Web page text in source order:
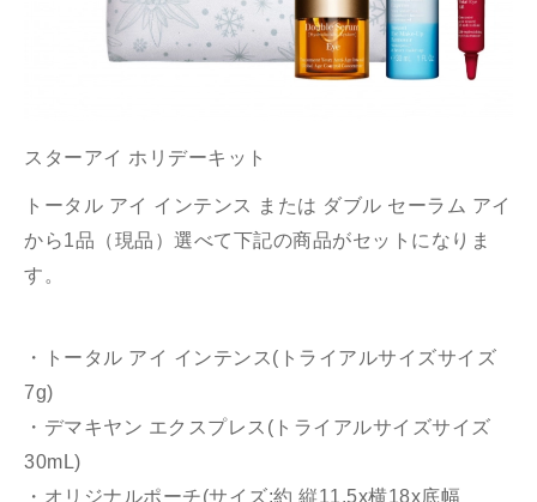
スターアイ ホリデーキット
トータル アイ インテンス または ダブル セーラム アイ
から1品（現品）選べて下記の商品がセットになりま
す。
・トータル アイ インテンス(トライアルサイズサイズ
7g)
・デマキヤン エクスプレス(トライアルサイズサイズ
30mL)
・オリジナルポーチ(サイズ:約 縦11.5x横18x底幅